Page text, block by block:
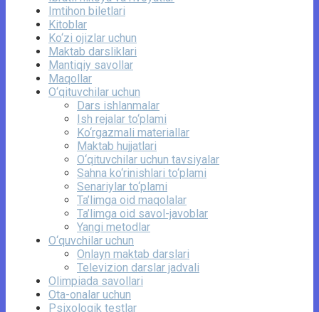
Imtihon biletlari
Kitoblar
Ko‘zi ojizlar uchun
Maktab darsliklari
Mantiqiy savollar
Maqollar
O‘qituvchilar uchun
Dars ishlanmalar
Ish rejalar to‘plami
Ko‘rgazmali materiallar
Maktab hujjatlari
O‘qituvchilar uchun tavsiyalar
Sahna ko‘rinishlari to‘plami
Senariylar to‘plami
Ta’limga oid maqolalar
Ta’limga oid savol-javoblar
Yangi metodlar
O‘quvchilar uchun
Onlayn maktab darslari
Televizion darslar jadvali
Olimpiada savollari
Ota-onalar uchun
Psixologik testlar